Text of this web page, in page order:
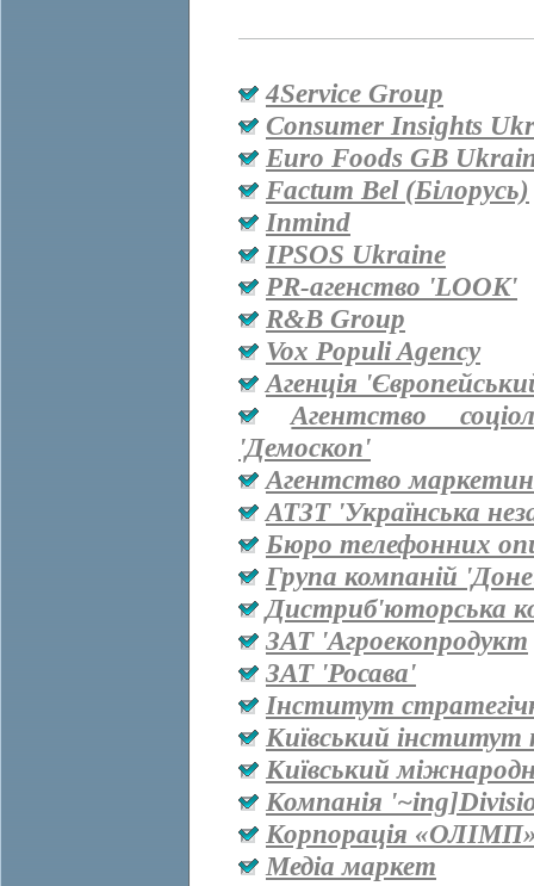
4Service Group
Consumer Insights
Euro Foods GB
Factum Bel (Білорусь)
Inmind
IPSOS Ukraine
PR-агенство 'LOOK'
R&B Group
Vox Populi Agency
Агенція
Агентство
'Демоскоп'
Агентство
АТЗТ 'Українська
Бюро телефонних
Група компаній
Дистриб'юторська
ЗАТ 'Агроекопродукт
ЗАТ 'Росава'
Інститут
Київський інститут
Київський
Компанія
Корпорація
Медіа маркет